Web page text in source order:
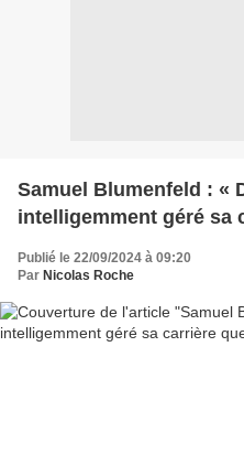
Samuel Blumenfeld : «
intelligemment géré sa
Publié le 22/09/2024 à 09:20
Par Nicolas Roche